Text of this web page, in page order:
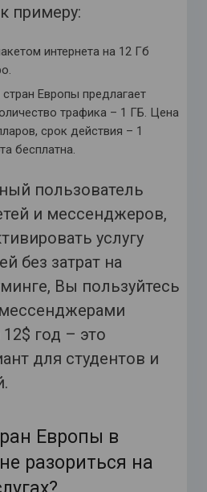
примеру:
интернета на 12 Гб
Европы предлагает
трафика – 1 ГБ. Цена
срок действия – 1
бесплатна.
пользователь
и мессенджеров,
услугу
без затрат на
Вы пользуйтесь
год – это
для студентов и
Европы в
разориться на